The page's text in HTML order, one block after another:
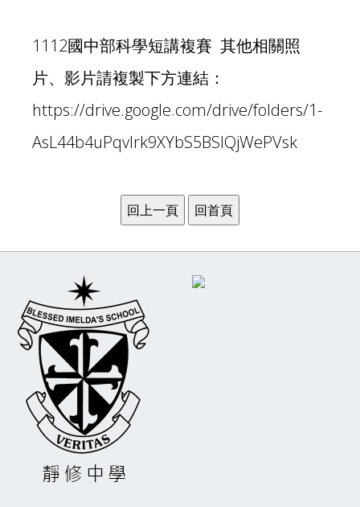
1112國中部科學短講複賽 其他相關照
片、影片請複製下方連結：
https://drive.google.com/drive/folders/1-
AsL44b4uPqvIrk9XYbS5BSIQjWePVsk